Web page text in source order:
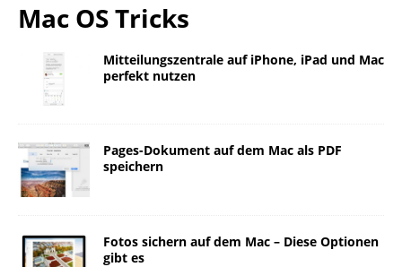
Mac OS Tricks
Mitteilungszentrale auf iPhone, iPad und Mac
perfekt nutzen
Pages-Dokument auf dem Mac als PDF
speichern
Fotos sichern auf dem Mac – Diese Optionen
gibt es